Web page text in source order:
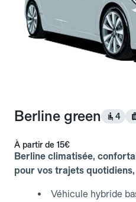
Berline green 4
À partir de 15€
Berline climatisée,
pour vos trajets
Véhicule hybride